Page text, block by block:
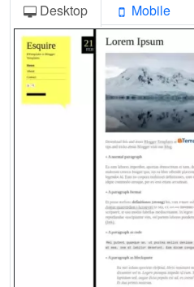
Desktop Mobile